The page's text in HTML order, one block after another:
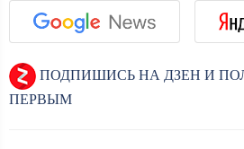
ПОДПИШИСЬ НА ДЗЕН И
ПЕРВЫМ